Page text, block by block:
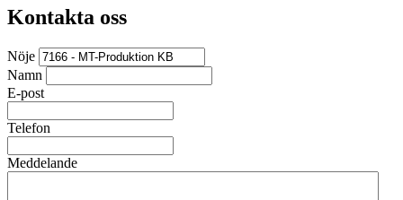
Kontakta oss
Nöje
Namn
E-post
Telefon
Meddelande